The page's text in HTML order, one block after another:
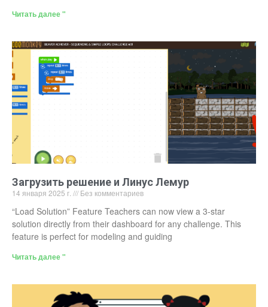
Читать далее "
Загрузить решение и Линус Лемур
14 января 2025 г. Без комментариев
“Load Solution” Feature Teachers can now view a 3-star
solution directly from their dashboard for any challenge. This
feature is perfect for modeling and guiding
Читать далее "